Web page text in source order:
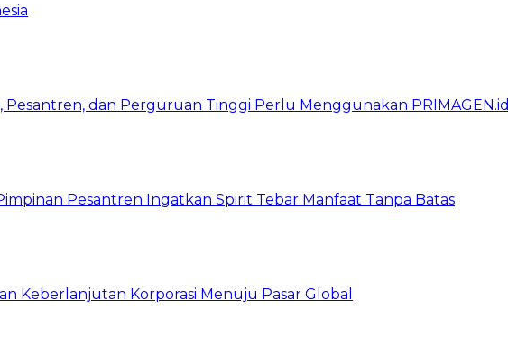
dan Perguruan Tinggi Perlu Menggunakan PRIMAGEN.id
Pesantren Ingatkan Spirit Tebar Manfaat Tanpa Batas
Keberlanjutan Korporasi Menuju Pasar Global